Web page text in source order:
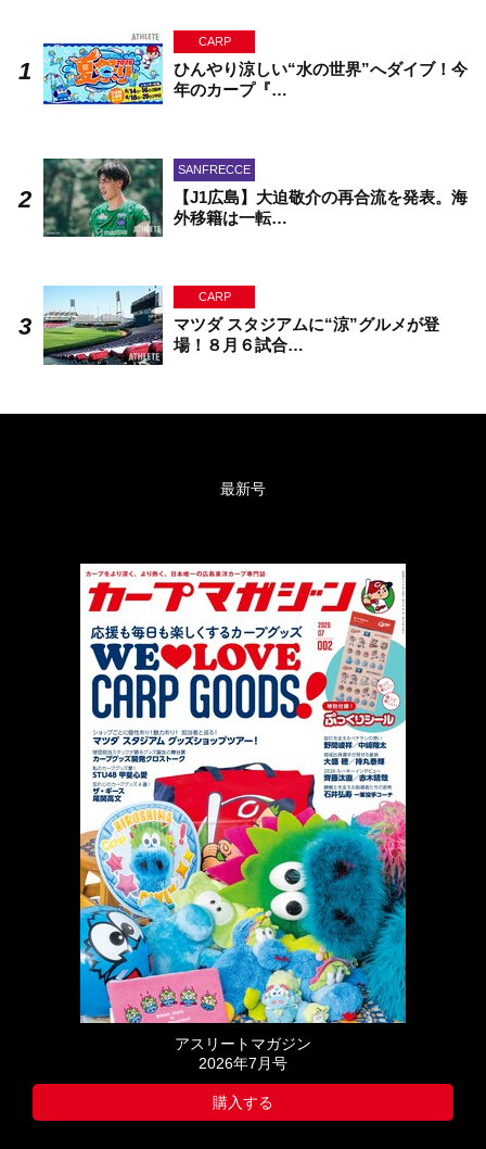
CARP
ひんやり涼しい“水の世界”へダイブ！今
年のカープ『…
SANFRECCE
【J1広島】大迫敬介の再合流を発表。海
外移籍は一転…
CARP
マツダ スタジアムに“涼”グルメが登
場！８月６試合…
最新号
アスリートマガジン
2026年7月号
購入する